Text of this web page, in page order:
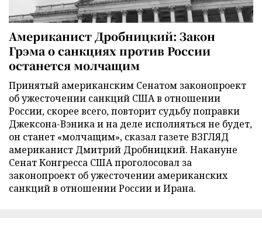
Американист Дробницкий: Закон
Грэма о санкциях против России
останется молчащим
Принятый американским Сенатом законопроект
об ужесточении санкций США в отношении
России, скорее всего, повторит судьбу поправки
Джексона-Вэника и на деле исполняться не будет,
он станет «молчащим», сказал газете ВЗГЛЯД
американист Дмитрий Дробницкий. Накануне
Сенат Конгресса США проголосовал за
законопроект об ужесточении американских
санкций в отношении России и Ирана.